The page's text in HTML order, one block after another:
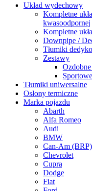
Układ wydechowy
Kompletne
kwasoodpornej
Kompletne
Downpipe /
Tłumiki
Zestawy
Tłumiki uniwersalne
Osłony termiczne
Marka pojazdu
Abarth
Alfa Romeo
Audi
BMW
Can-Am (BRP)
Chevrolet
Cupra
Dodge
Fiat